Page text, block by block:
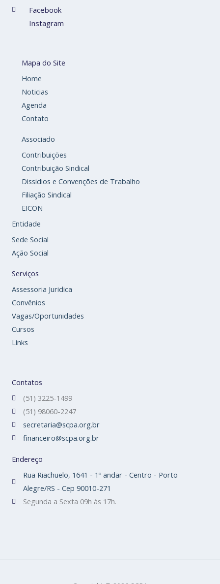
Facebook
Instagram
Mapa do Site
Home
Noticias
Agenda
Contato
Associado
Contribuições
Contribuição Sindical
Dissidios e Convenções de Trabalho
Filiação Sindical
EICON
Entidade
Sede Social
Ação Social
Serviços
Assessoria Juridica
Convênios
Vagas/Oportunidades
Cursos
Links
Contatos
(51) 3225-1499
(51) 98060-2247
secretaria@scpa.org.br
financeiro@scpa.org.br
Endereço
Rua Riachuelo, 1641 - 1º andar - Centro - Porto
Alegre/RS - Cep 90010-271
Segunda a Sexta 09h às 17h.